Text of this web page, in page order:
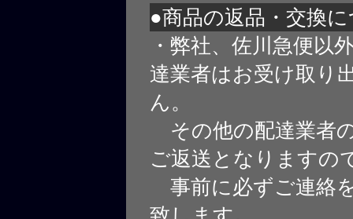
●商品の返品・交換
・弊社、佐川急便以
達業者はお受け取り
ん。
その他の配達業者
ご返送となりますの
事前に必ずご連絡